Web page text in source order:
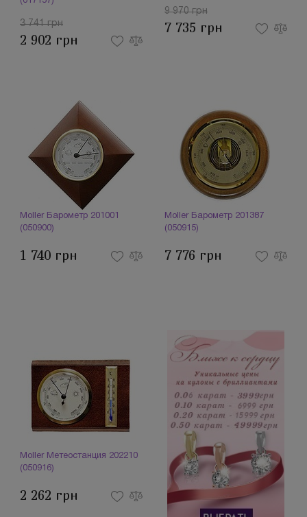
3 741 грн
2 902 грн
9 970 грн
7 735 грн
Moller Барометр 201001
(050900)
1 740 грн
Moller Барометр 201387
(050915)
7 776 грн
Moller Метеостанция 202210
(050916)
2 262 грн